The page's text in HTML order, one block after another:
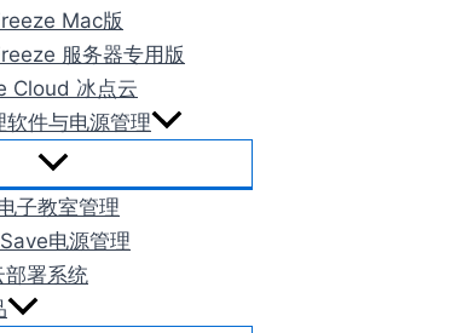
Mac版
服务器专用版
Cloud 冰点云
软件与电源管理
子教室管理
电源管理
部署系统